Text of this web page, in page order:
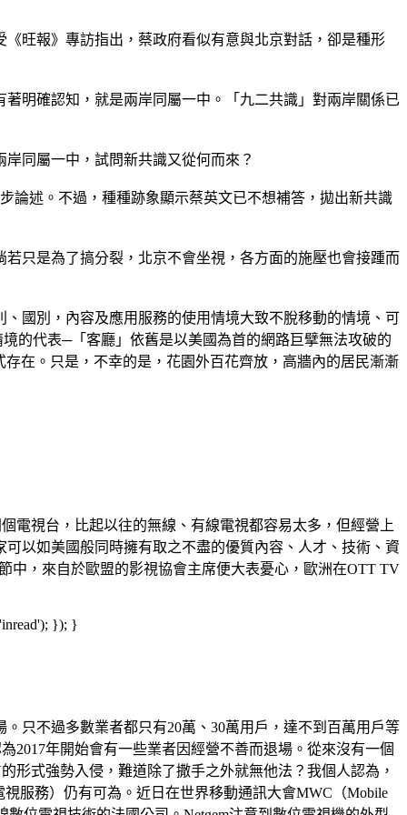
旺報》專訪指出，蔡政府看似有意與北京對話，卻是種形
明確認知，就是兩岸同屬一中。「九二共識」對兩岸關係已
同屬一中，試問新共識又從何而來？
論述。不過，種種跡象顯示蔡英文已不想補答，拋出新共識
只是為了搞分裂，北京不會坐視，各方面的施壓也會接踵而
國別，內容及應用服務的使用情境大致不脫移動的情境、可
的代表─「客廳」依舊是以美國為首的網路巨擘無法攻破的
在。只是，不幸的是，花園外百花齊放，高牆內的居民漸漸
電視台，比起以往的無線、有線電視都容易太多，但經營上
以如美國般同時擁有取之不盡的優質內容、人才、技術、資
中，來自於歐盟的影視協會主席便大表憂心，歐洲在OTT TV
}); }
只不過多數業者都只有20萬、30萬用戶，達不到百萬用戶等
2017年開始會有一些業者因經營不善而退場。從來沒有一個
形式強勢入侵，難道除了撒手之外就無他法？我個人認為，
服務）仍有可為。近日在世界移動通訊大會MWC（Mobile